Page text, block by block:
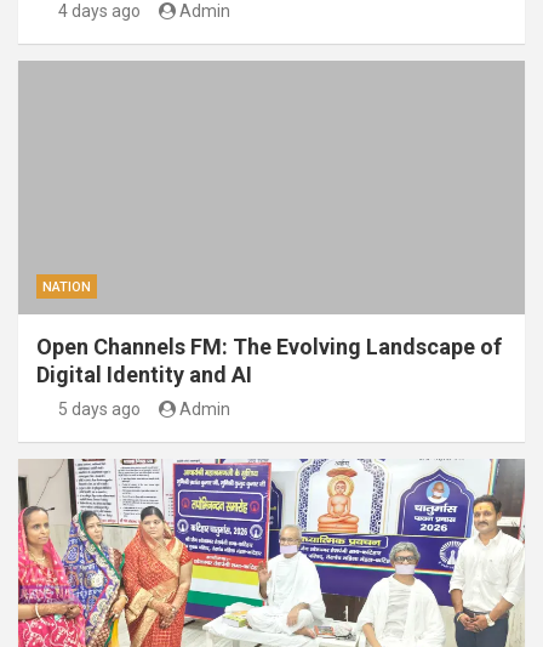
4 days ago Admin
NATION
Open Channels FM: The Evolving Landscape of
Digital Identity and AI
5 days ago Admin